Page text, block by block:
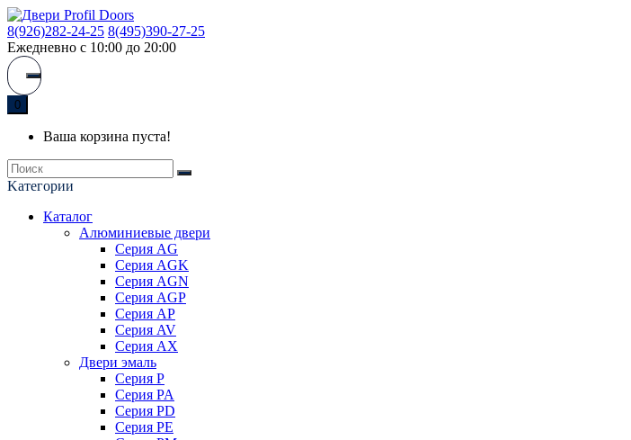
8(926)282-24-25 8(495)390-27-25
Ежедневно с 10:00 до 20:00
0
Ваша корзина пуста!
Kатегории
Каталог
Алюминиевые двери
Серия AG
Серия AGK
Серия AGN
Серия AGP
Серия AP
Серия AV
Серия AX
Двери эмаль
Серия P
Серия PA
Серия PD
Серия PE